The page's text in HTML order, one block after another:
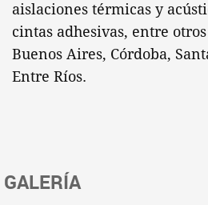
aislaciones térmicas y
cintas adhesivas, entre
Buenos Aires, Córdoba,
Entre Ríos.
GALERÍA